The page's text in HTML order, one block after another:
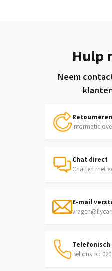
Hulp
Neem
Retourneren
Informatie
Chat direct
Chatten met
E-mail
Bel ons op 020